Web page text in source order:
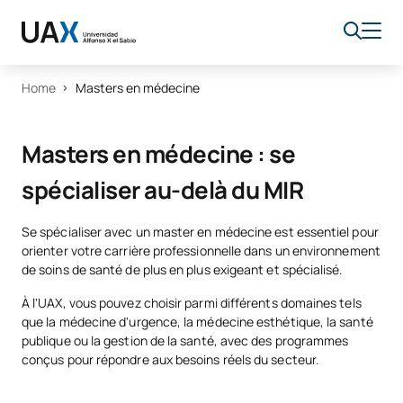
Home Masters en médecine
Masters en médecine : se
spécialiser au-delà du MIR
Se spécialiser avec un master en médecine est essentiel pour
orienter votre carrière professionnelle dans un environnement
de soins de santé de plus en plus exigeant et spécialisé.
À l'UAX, vous pouvez choisir parmi différents domaines tels
que la médecine d'urgence, la médecine esthétique, la santé
publique ou la gestion de la santé, avec des programmes
conçus pour répondre aux besoins réels du secteur.